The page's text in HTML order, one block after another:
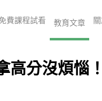
費課程試看 教育文章
高分沒煩惱！